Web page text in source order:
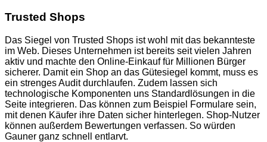
Trusted Shops
Das Siegel von Trusted Shops ist wohl mit das bekannteste
im Web. Dieses Unternehmen ist bereits seit vielen Jahren
aktiv und machte den Online-Einkauf für Millionen Bürger
sicherer. Damit ein Shop an das Gütesiegel kommt, muss es
ein strenges Audit durchlaufen. Zudem lassen sich
technologische Komponenten uns Standardlösungen in die
Seite integrieren. Das können zum Beispiel Formulare sein,
mit denen Käufer ihre Daten sicher hinterlegen. Shop-Nutzer
können außerdem Bewertungen verfassen. So würden
Gauner ganz schnell entlarvt.